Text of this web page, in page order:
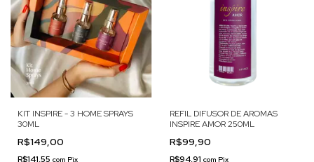
KIT INSPIRE - 3 HOME SPRAYS
30ML
R$149,00
R$141,55 com Pix
REFIL DIFUSOR DE AROMAS
INSPIRE AMOR 250ML
R$99,90
R$94,91 com Pix